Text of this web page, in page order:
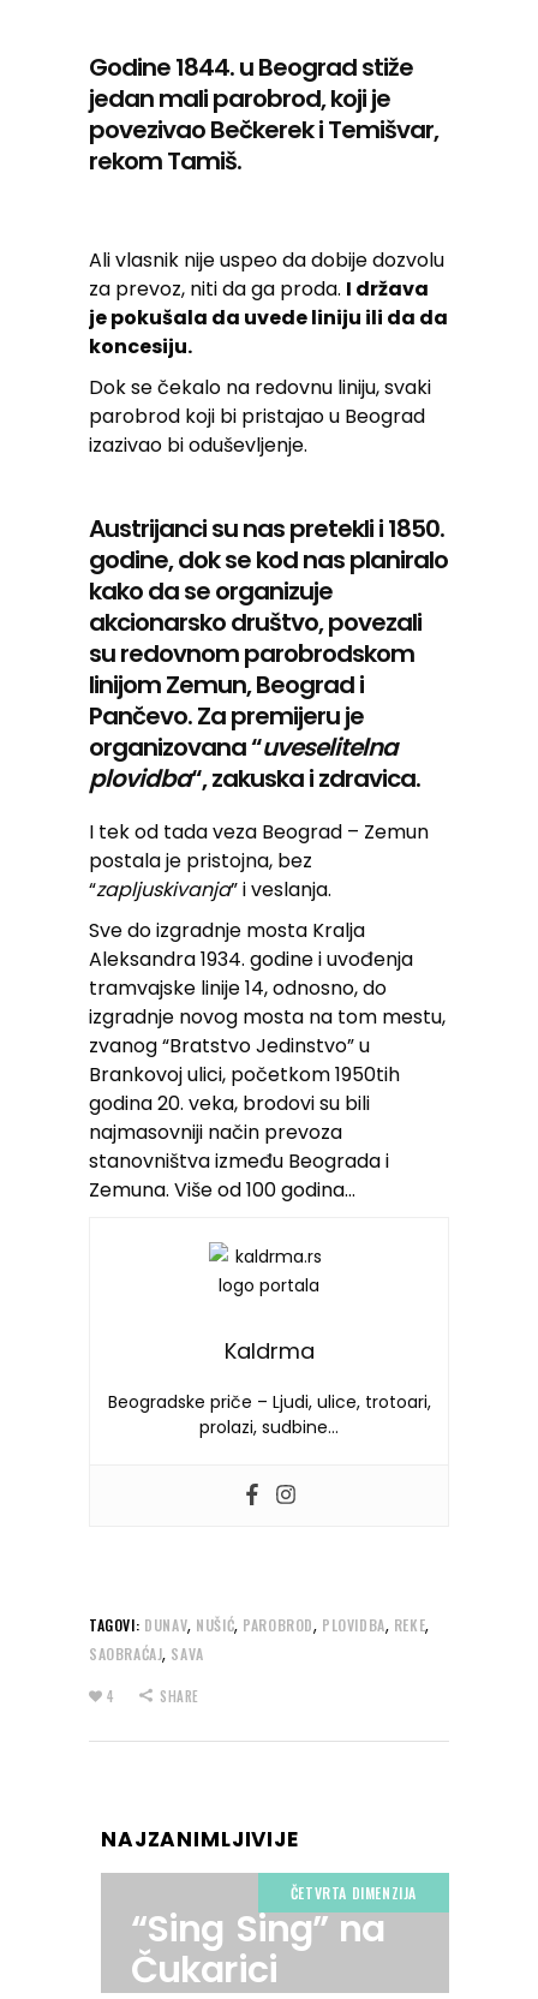
Godine 1844. u Beograd stiže
jedan mali parobrod, koji je
povezivao Bečkerek i Temišvar,
rekom Tamiš.
Ali vlasnik nije uspeo da dobije dozvolu
za prevoz, niti da ga proda. I država
je pokušala da uvede liniju ili da da
koncesiju.
Dok se čekalo na redovnu liniju, svaki
parobrod koji bi pristajao u Beograd
izazivao bi oduševljenje.
Austrijanci su nas pretekli i 1850.
godine, dok se kod nas planiralo
kako da se organizuje
akcionarsko društvo, povezali
su redovnom parobrodskom
linijom Zemun, Beograd i
Pančevo. Za premijeru je
organizovana “uveselitelna
plovidba“, zakuska i zdravica.
I tek od tada veza Beograd – Zemun
postala je pristojna, bez
“zapljuskivanja” i veslanja.
Sve do izgradnje mosta Kralja
Aleksandra 1934. godine i uvođenja
tramvajske linije 14, odnosno, do
izgradnje novog mosta na tom mestu,
zvanog “Bratstvo Jedinstvo” u
Brankovoj ulici, početkom 1950tih
godina 20. veka, brodovi su bili
najmasovniji način prevoza
stanovništva između Beograda i
Zemuna. Više od 100 godina…
Kaldrma
Beogradske priče – Ljudi, ulice, trotoari,
prolazi, sudbine…
TAGOVI: DUNAV, NUŠIĆ, PAROBROD, PLOVIDBA, REKE,
SAOBRAĆAJ, SAVA
4 SHARE
NAJZANIMLJIVIJE
ČETVRTA DIMENZIJA
“Sing Sing” na
Čukarici